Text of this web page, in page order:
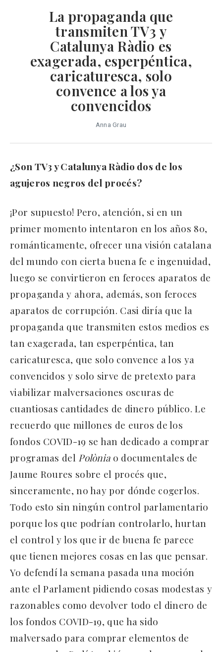
La propaganda que
transmiten TV3 y
Catalunya Ràdio es
exagerada, esperpéntica,
caricaturesca, solo
convence a los ya
convencidos
Anna Grau
¿Son TV3 y Catalunya Ràdio dos de los
agujeros negros del procés?
¡Por supuesto! Pero, atención, si en un
primer momento intentaron en los años 80,
románticamente, ofrecer una visión catalana
del mundo con cierta buena fe e ingenuidad,
luego se convirtieron en feroces aparatos de
propaganda y ahora, además, son feroces
aparatos de corrupción. Casi diría que la
propaganda que transmiten estos medios es
tan exagerada, tan esperpéntica, tan
caricaturesca, que solo convence a los ya
convencidos y solo sirve de pretexto para
viabilizar malversaciones oscuras de
cuantiosas cantidades de dinero público. Le
recuerdo que millones de euros de los
fondos COVID-19 se han dedicado a comprar
programas del Polòniao documentales de
Jaume Roures sobre el procés que,
sinceramente, no hay por dónde cogerlos.
Todo esto sin ningún control parlamentario
porque los que podrían controlarlo, hurtan
el control y los que ir de buena fe parece
que tienen mejores cosas en las que pensar.
Yo defendí la semana pasada una moción
ante el Parlament pidiendo cosas modestas y
razonables como devolver todo el dinero de
los fondos COVID-19, que ha sido
malversado para comprar elementos de